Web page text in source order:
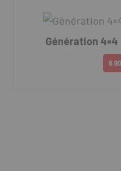
Génération 4×4